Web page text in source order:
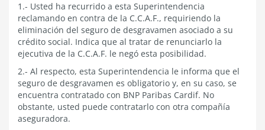
1.- Usted ha recurrido a esta Superintendencia
reclamando en contra de la C.C.A.F., requiriendo la
eliminación del seguro de desgravamen asociado a su
crédito social. Indica que al tratar de renunciarlo la
ejecutiva de la C.C.A.F. le negó esta posibilidad.
2.- Al respecto, esta Superintendencia le informa que el
seguro de desgravamen es obligatorio y, en su caso, se
encuentra contratado con BNP Paribas Cardif. No
obstante, usted puede contratarlo con otra compañía
aseguradora.